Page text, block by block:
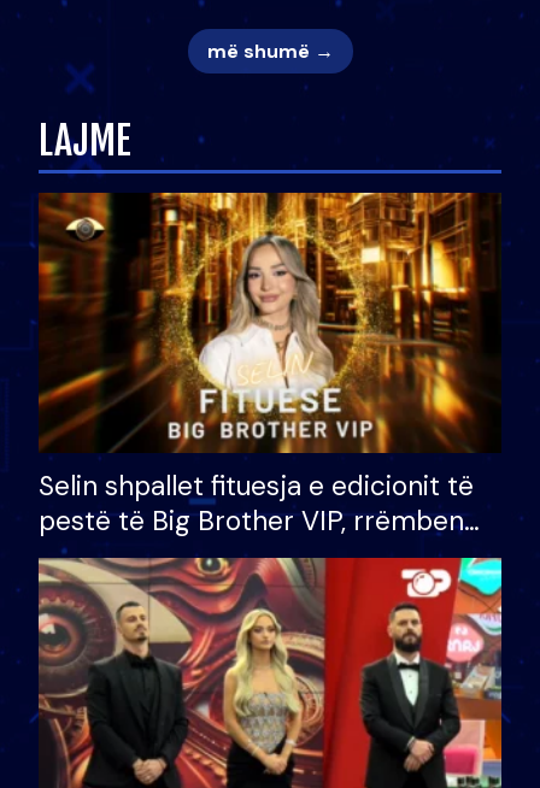
më shumë →
LAJME
Selin shpallet fituesja e edicionit të
pestë të Big Brother VIP, rrëmben
çmimin e madh prej 100 mijë eurosh